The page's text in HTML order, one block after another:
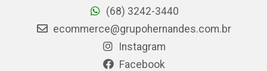
(68) 3242-3440
ecommerce@grupohernandes.com.br
Instagram
Facebook